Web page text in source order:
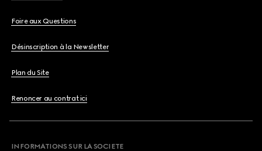
Foire aux Questions
Désinscription à la Newsletter
Plan du Site
Renoncer au contrat ici
INFORMATIONS SUR LA SOCIETE